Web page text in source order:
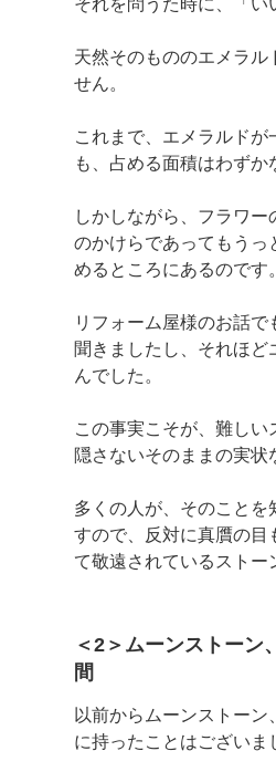
それを問うた時に、「い
天然そのもののエメラル
せん。
これまで、エメラルドが
も、占める面積はわずか
しかしながら、フラワ
のかけらであってもうっ
めるところにあるのです。
リフォーム屋様のお話で
聞きましたし、それほ
んでした。
この事実こそが、難し
隠さないそのままの実状
多くの人が、そのことを
すので、反対に真贋の目
て敬遠されているストー
＜2＞ムーンストーン
間
以前からムーンストー
に持ったことはございま